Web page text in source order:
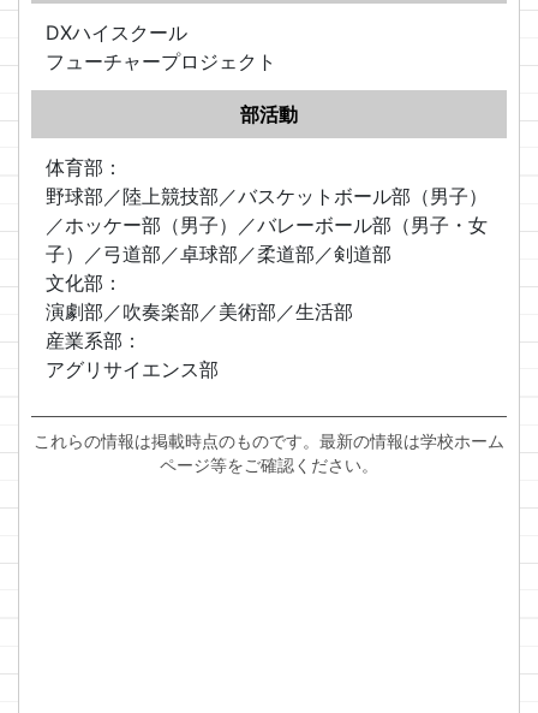
DXハイスクール
フューチャープロジェクト
部活動
体育部：
野球部／陸上競技部／バスケットボール部（男子）
／ホッケー部（男子）／バレーボール部（男子・女
子）／弓道部／卓球部／柔道部／剣道部
文化部：
演劇部／吹奏楽部／美術部／生活部
産業系部：
アグリサイエンス部
これらの情報は掲載時点のものです。最新の情報は学校ホーム
ページ等をご確認ください。